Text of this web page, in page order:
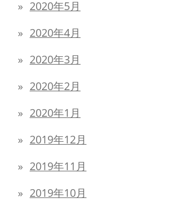
2020年5月
2020年4月
2020年3月
2020年2月
2020年1月
2019年12月
2019年11月
2019年10月